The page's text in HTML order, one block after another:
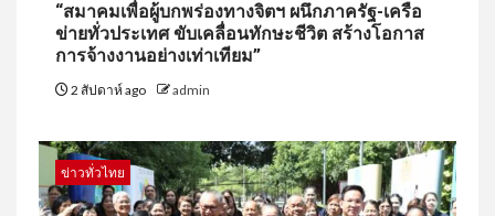
“สมาคมเพื่อผู้บกพร่องทางจิตฯ ผนึกภาครัฐ-เครือ
ข่ายทั่วประเทศ ขับเคลื่อนทักษะชีวิต สร้างโอกาส
การจ้างงานอย่างเท่าเทียม”
2 สัปดาห์ ago admin
ข่าวทั่วไทย